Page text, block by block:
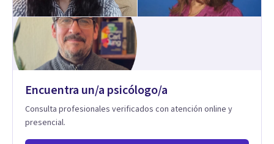
Encuentra un/a psicólogo/a
Consulta profesionales verificados con atención online y
presencial.